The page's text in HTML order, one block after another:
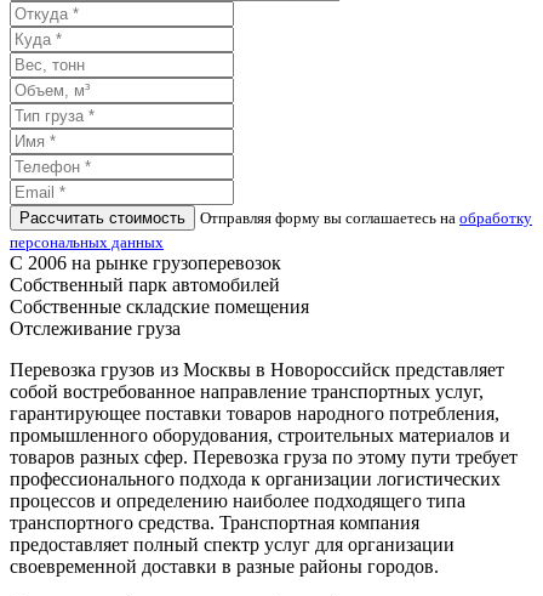
Рассчитать стоимость Отправляя форму вы соглашаетесь на обработку
персональных данных
С 2006 на рынке грузоперевозок
Собственный парк автомобилей
Собственные складские помещения
Отслеживание груза
Перевозка грузов из Москвы в Новороссийск представляет
собой востребованное направление транспортных услуг,
гарантирующее поставки товаров народного потребления,
промышленного оборудования, строительных материалов и
товаров разных сфер. Перевозка груза по этому пути требует
профессионального подхода к организации логистических
процессов и определению наиболее подходящего типа
транспортного средства. Транспортная компания
предоставляет полный спектр услуг для организации
своевременной доставки в разные районы городов.